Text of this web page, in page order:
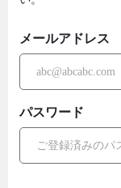
メールアドレス
パスワード